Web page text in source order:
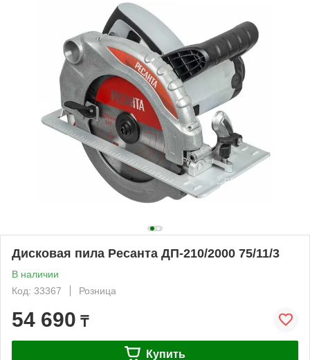
Дисковая пила Ресанта ДП-210/2000 75/11/3
В наличии
Код: 33367
Розница
54 690 ₸
Купить